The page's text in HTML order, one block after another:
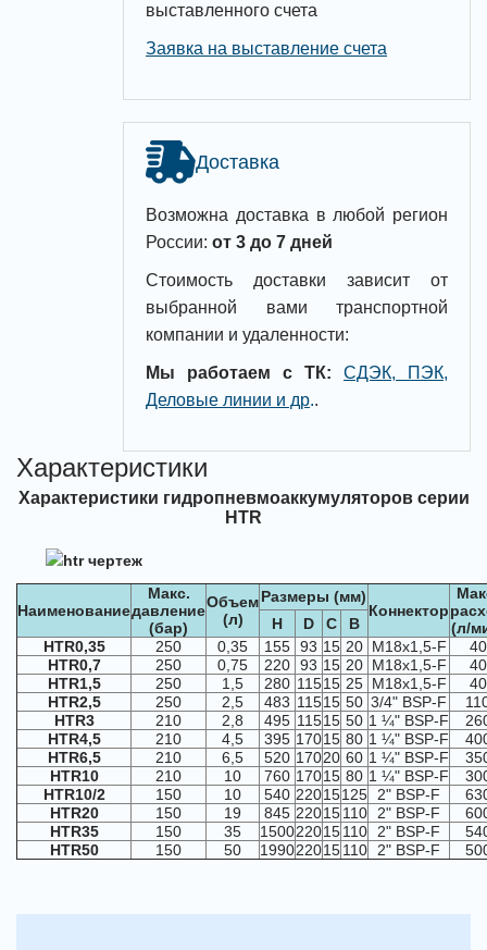
выставленного счета
Заявка на выставление счета
Доставка
Возможна доставка в любой регион
России: от 3 до 7 дней
Стоимость доставки зависит от
выбранной вами транспортной
компании и удаленности:
Мы работаем с ТК:
СДЭК, ПЭК,
Деловые линии и др..
Характеристики
Характеристики гидропневмоаккумуляторов серии
HTR
Наименование
Макс.
давление
(бар)
Объем
(л)
Размеры (мм)
Коннектор
(л/
H D C
B
HTR0,35
250 0,35 155 93 15 20 M18x1,5-F
40
HTR0,7
250 0,75 220 93 15 20 M18x1,5-F
40
HTR1,5
250 1,5 280 11515 25 M18x1,5-F
40
HTR2,5
250 2,5 483 11515 50 3/4" BSP-F
HTR3
210 2,8 495 11515 50 1 ¼" BSP-F
HTR4,5
210 4,5 395 17015 80 1 ¼" BSP-F
HTR6,5
210 6,5 520 17020 60 1 ¼" BSP-F
HTR10
210 10 760 17015 80 1 ¼" BSP-F
HTR10/2
150 10 540 22015125 2" BSP-F
HTR20
150 19 845 22015110 2" BSP-F
HTR35
150 35 150022015110 2" BSP-F
HTR50
150 50 199022015110 2" BSP-F